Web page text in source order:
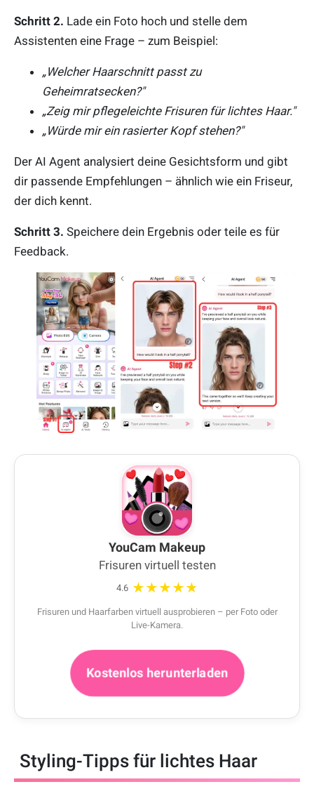
Schritt 2. Lade ein Foto hoch und stelle dem
Assistenten eine Frage – zum Beispiel:
„Welcher Haarschnitt passt zu
Geheimratsecken?"
„Zeig mir pflegeleichte Frisuren für lichtes Haar."
„Würde mir ein rasierter Kopf stehen?"
Der AI Agent analysiert deine Gesichtsform und gibt
dir passende Empfehlungen – ähnlich wie ein Friseur,
der dich kennt.
Schritt 3. Speichere dein Ergebnis oder teile es für
Feedback.
YouCam Makeup
Frisuren virtuell testen
4.6 ★★★★★
Frisuren und Haarfarben virtuell ausprobieren – per Foto oder
Live-Kamera.
Kostenlos herunterladen
Styling-Tipps für lichtes Haar